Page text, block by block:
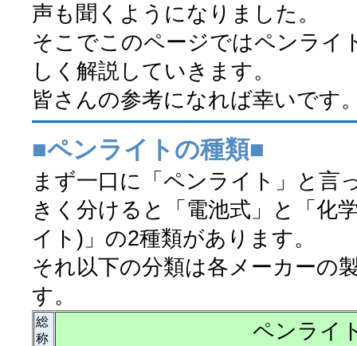
声も聞くようになりました。
そこでこのページではペンライ
しく解説していきます。
皆さんの参考になれば幸いです
■ペンライトの種類■
まず一口に「ペンライト」と言
きく分けると「電池式」と「化
イト)」の2種類があります。
それ以下の分類は各メーカーの
す。
総
称
ペンライ